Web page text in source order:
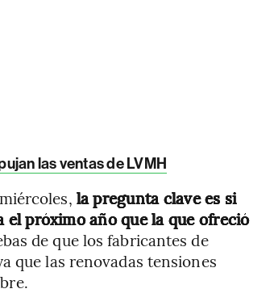
las ventas de LVMH
la pregunta clave es si
el próximo año que la que ofreció
de que los fabricantes de
que las renovadas tensiones